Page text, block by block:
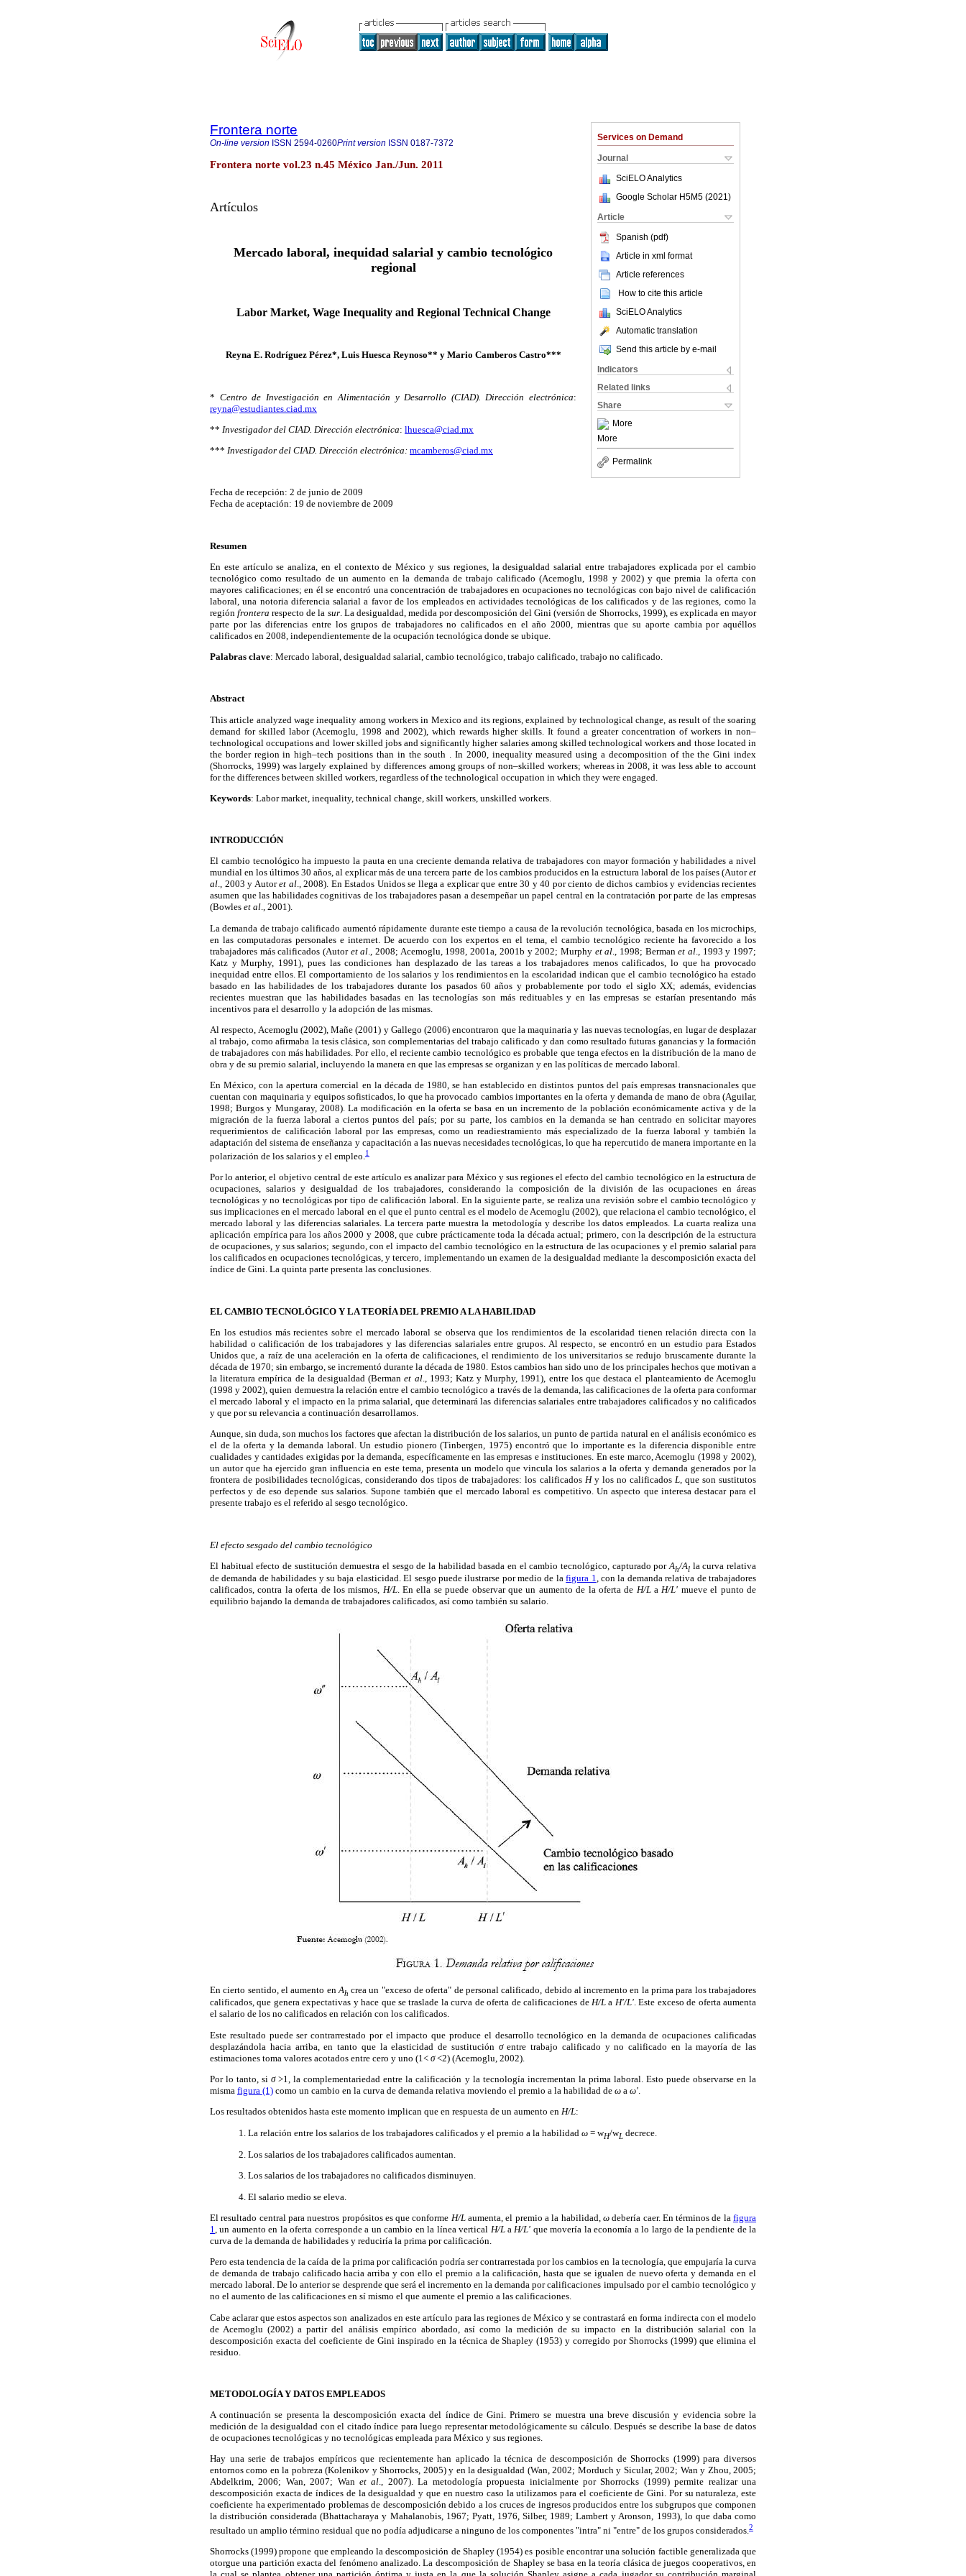
Services on Demand
Journal
SciELO Analytics
Google Scholar H5M5 (2021 )
Article
Spanish (pdf)
Article in xml format
Article references
How to cite this article
SciELO Analytics
Automatic translation
Send this article by e-mail
Indicators
Related links
Share
More
More
Permalink
Frontera norte
On-line version ISSN 2594-0260Print version ISSN 0187-7372
Frontera norte vol.23 n.45 México Jan./Jun. 2011
Artículos
Mercado laboral, inequidad salarial y cambio tecnológico
regional
Labor Market, Wage Inequality and Regional Technical Change
Reyna E. Rodríguez Pérez*, Luis Huesca Reynoso** y Mario Camberos Castro***
* Centro de Investigación en Alimentación y Desarrollo (CIAD). Dirección electrónica:
reyna@estudiantes.ciad.mx
** Investigador del CIAD. Dirección electrónica: lhuesca@ciad.mx
*** Investigador del CIAD. Dirección electrónica: mcamberos@ciad.mx
Fecha de recepción: 2 de junio de 2009
Fecha de aceptación: 19 de noviembre de 2009
Resumen
En este artículo se analiza, en el contexto de México y sus regiones, la desigualdad salarial entre trabajadores explicada por el cambio
tecnológico como resultado de un aumento en la demanda de trabajo calificado (Acemoglu, 1998 y 2002) y que premia la oferta con
mayores calificaciones; en él se encontró una concentración de trabajadores en ocupaciones no tecnológicas con bajo nivel de calificación
laboral, una notoria diferencia salarial a favor de los empleados en actividades tecnológicas de los calificados y de las regiones, como la
regiónfronterarespecto de la sur. La desigualdad, medida por descomposición del Gini (versión de Shorrocks, 1999), es explicada en mayor
parte por las diferencias entre los grupos de trabajadores no calificados en el año 2000, mientras que su aporte cambia por aquéllos
calificados en 2008, independientemente de la ocupación tecnológica donde se ubique.
Palabras clave: Mercado laboral, desigualdad salarial, cambio tecnológico, trabajo calificado, trabajo no calificado.
Abstract
This article analyzed wage inequality among workers in Mexico and its regions, explained by technological change, as result of the soaring
demand for skilled labor (Acemoglu, 1998 and 2002), which rewards higher skills. It found a greater concentration of workers in non–
technological occupations and lower skilled jobs and significantly higher salaries among skilled technological workers and those located in
the border region in high–tech positions than in the south . In 2000, inequality measured using a decomposition of the the Gini index
(Shorrocks, 1999) was largely explained by differences among groups of non–skilled workers; whereas in 2008, it was less able to account
for the differences between skilled workers, regardless of the technological occupation in which they were engaged.
Keywords: Labor market, inequality, technical change, skill workers, unskilled workers.
INTRODUCCIÓN
El cambio tecnológico ha impuesto la pauta en una creciente demanda relativa de trabajadores con mayor formación y habilidades a nivel
mundial en los últimos 30 años, al explicar más de una tercera parte de los cambios producidos en la estructura laboral de los países (Autoret
al., 2003 y Autoret al., 2008). En Estados Unidos se llega a explicar que entre 30 y 40 por ciento de dichos cambios y evidencias recientes
asumen que las habilidades cognitivas de los trabajadores pasan a desempeñar un papel central en la contratación por parte de las empresas
(Bowles et al., 2001).
La demanda de trabajo calificado aumentó rápidamente durante este tiempo a causa de la revolución tecnológica, basada en los microchips,
en las computadoras personales e internet. De acuerdo con los expertos en el tema, el cambio tecnológico reciente ha favorecido a los
trabajadores más calificados (Autor et al ., 2008; Acemoglu, 1998, 2001a, 2001b y 2002; Murphy et al ., 1998; Bermanet al., 1993 y 1997;
Katz y Murphy, 1991), pues las condiciones han desplazado de las tareas a los trabajadores menos calificados, lo que ha provocado
inequidad entre ellos. El comportamiento de los salarios y los rendimientos en la escolaridad indican que el cambio tecnológico ha estado
basado en las habilidades de los trabajadores durante los pasados 60 años y probablemente por todo el siglo XX; además, evidencias
recientes muestran que las habilidades basadas en las tecnologías son más redituables y en las empresas se estarían presentando más
incentivos para el desarrollo y la adopción de las mismas.
Al respecto, Acemoglu (2002), Mañe (2001) y Gallego (2006) encontraron que la maquinaria y las nuevas tecnologías, en lugar de desplazar
al trabajo, como afirmaba la tesis clásica, son complementarias del trabajo calificado y dan como resultado futuras ganancias y la formación
de trabajadores con más habilidades. Por ello, el reciente cambio tecnológico es probable que tenga efectos en la distribución de la mano de
obra y de su premio salarial, incluyendo la manera en que las empresas se organizan y en las políticas de mercado laboral.
En México, con la apertura comercial en la década de 1980, se han establecido en distintos puntos del país empresas transnacionales que
cuentan con maquinaria y equipos sofisticados, lo que ha provocado cambios importantes en la oferta y demanda de mano de obra (Aguilar,
1998; Burgos y Mungaray, 2008). La modificación en la oferta se basa en un incremento de la población económicamente activa y de la
migración de la fuerza laboral a ciertos puntos del país; por su parte, los cambios en la demanda se han centrado en solicitar mayores
requerimientos de calificación laboral por las empresas, como un readiestramiento más especializado de la fuerza laboral y también la
adaptación del sistema de enseñanza y capacitación a las nuevas necesidades tecnológicas, lo que ha repercutido de manera importante en la
polarización de los salarios y el empleo.1
Por lo anterior, el objetivo central de este artículo es analizar para México y sus regiones el efecto del cambio tecnológico en la estructura de
ocupaciones, salarios y desigualdad de los trabajadores, considerando la composición de la división de las ocupaciones en áreas
tecnológicas y no tecnológicas por tipo de calificación laboral. En la siguiente parte, se realiza una revisión sobre el cambio tecnológico y
sus implicaciones en el mercado laboral en el que el punto central es el modelo de Acemoglu (2002), que relaciona el cambio tecnológico, el
mercado laboral y las diferencias salariales. La tercera parte muestra la metodología y describe los datos empleados. La cuarta realiza una
aplicación empírica para los años 2000 y 2008, que cubre prácticamente toda la década actual; primero, con la descripción de la estructura
de ocupaciones, y sus salarios; segundo, con el impacto del cambio tecnológico en la estructura de las ocupaciones y el premio salarial para
los calificados en ocupaciones tecnológicas, y tercero, implementando un examen de la desigualdad mediante la descomposición exacta del
índice de Gini. La quinta parte presenta las conclusiones.
EL CAMBIO TECNOLÓGICO Y LA TEORÍA DEL PREMIO A LA HABILIDAD
En los estudios más recientes sobre el mercado laboral se observa que los rendimientos de la escolaridad tienen relación directa con la
habilidad o calificación de los trabajadores y las diferencias salariales entre grupos. Al respecto, se encontró en un estudio para Estados
Unidos que, a raíz de una aceleración en la oferta de calificaciones, el rendimiento de los universitarios se redujo bruscamente durante la
década de 1970; sin embargo, se incrementó durante la década de 1980. Estos cambios han sido uno de los principales hechos que motivan a
la literatura empírica de la desigualdad (Bermanet al., 1993; Katz y Murphy, 1991), entre los que destaca el planteamiento de Acemoglu
(1998 y 2002), quien demuestra la relación entre el cambio tecnológico a través de la demanda, las calificaciones de la oferta para conformar
el mercado laboral y el impacto en la prima salarial, que determinará las diferencias salariales entre trabajadores calificados y no calificados
y que por su relevancia a continuación desarrollamos.
Aunque, sin duda, son muchos los factores que afectan la distribución de los salarios, un punto de partida natural en el análisis económico es
el de la oferta y la demanda laboral. Un estudio pionero (Tinbergen, 1975) encontró que lo importante es la diferencia disponible entre
cualidades y cantidades exigidas por la demanda, específicamente en las empresas e instituciones. En este marco, Acemoglu (1998 y 2002),
un autor que ha ejercido gran influencia en este tema, presenta un modelo que vincula los salarios a la oferta y demanda generados por la
frontera de posibilidades tecnológicas, considerando dos tipos de trabajadores: los calificados H y los no calificados L, que son sustitutos
perfectos y de eso depende sus salarios. Supone también que el mercado laboral es competitivo. Un aspecto que interesa destacar para el
presente trabajo es el referido al sesgo tecnológico.
El efecto sesgado del cambio tecnológico
El habitual efecto de sustitución demuestra el sesgo de la habilidad basada en el cambio tecnológico, capturado por Ah/Al la curva relativa
de demanda de habilidades y su baja elasticidad. El sesgo puede ilustrarse por medio de lafigura 1, con la demanda relativa de trabajadores
calificados, contra la oferta de los mismos, H/L. En ella se puede observar que un aumento de la oferta de H/LaH/L' mueve el punto de
equilibrio bajando la demanda de trabajadores calificados, así como también su salario.
En cierto sentido, el aumento en Ah crea un "exceso de oferta" de personal calificado, debido al incremento en la prima para los trabajadores
calificados, que genera expectativas y hace que se traslade la curva de oferta de calificaciones de H/La H'/L'. Este exceso de oferta aumenta
el salario de los no calificados en relación con los calificados.
Este resultado puede ser contrarrestado por el impacto que produce el desarrollo tecnológico en la demanda de ocupaciones calificadas
desplazándola hacia arriba, en tanto que la elasticidad de sustitución σentre trabajo calificado y no calificado en la mayoría de las
estimaciones toma valores acotados entre cero y uno (1< σ<2) (Acemoglu, 2002).
Por lo tanto, siσ>1, la complementariedad entre la calificación y la tecnología incrementan la prima laboral. Esto puede observarse en la
misma figura (1) como un cambio en la curva de demanda relativa moviendo el premio a la habilidad de ω a ω'
Los resultados obtenidos hasta este momento implican que en respuesta de un aumento en H/L:
1. La relación entre los salarios de los trabajadores calificados y el premio a la habilidad ω = wH/wL decrece.
2. Los salarios de los trabajadores calificados aumentan.
3. Los salarios de los trabajadores no calificados disminuyen.
4. El salario medio se eleva.
El resultado central para nuestros propósitos es que conforme H/Laumenta, el premio a la habilidad, ωdebería caer. En términos de lafigura
1, un aumento en la oferta corresponde a un cambio en la línea vertical H/L aH/L' que movería la economía a lo largo de la pendiente de la
curva de la demanda de habilidades y reduciría la prima por calificación.
Pero esta tendencia de la caída de la prima por calificación podría ser contrarrestada por los cambios en la tecnología, que empujaría la curva
de demanda de trabajo calificado hacia arriba y con ello el premio a la calificación, hasta que se igualen de nuevo oferta y demanda en el
mercado laboral. De lo anterior se desprende que será el incremento en la demanda por calificaciones impulsado por el cambio tecnológico y
no el aumento de las calificaciones en sí mismo el que aumente el premio a las calificaciones.
Cabe aclarar que estos aspectos son analizados en este artículo para las regiones de México y se contrastará en forma indirecta con el modelo
de Acemoglu (2002) a partir del análisis empírico abordado, así como la medición de su impacto en la distribución salarial con la
descomposición exacta del coeficiente de Gini inspirado en la técnica de Shapley (1953) y corregido por Shorrocks (1999) que elimina el
residuo.
METODOLOGÍA Y DATOS EMPLEADOS
A continuación se presenta la descomposición exacta del índice de Gini. Primero se muestra una breve discusión y evidencia sobre la
medición de la desigualdad con el citado índice para luego representar metodológicamente su cálculo. Después se describe la base de datos
de ocupaciones tecnológicas y no tecnológicas empleada para México y sus regiones.
Hay una serie de trabajos empíricos que recientemente han aplicado la técnica de descomposición de Shorrocks (1999) para diversos
entornos como en la pobreza (Kolenikov y Shorrocks, 2005) y en la desigualdad (Wan, 2002; Morduch y Sicular, 2002; Wan y Zhou, 2005;
Abdelkrim, 2006; Wan, 2007; Wanet al., 2007). La metodología propuesta inicialmente por Shorrocks (1999) permite realizar una
descomposición exacta de índices de la desigualdad y que en nuestro caso la utilizamos para el coeficiente de Gini. Por su naturaleza, este
coeficiente ha experimentado problemas de descomposición debido a los cruces de ingresos producidos entre los subgrupos que componen
la distribución considerada (Bhattacharaya y Mahalanobis, 1967; Pyatt, 1976, Silber, 1989; Lambert y Aronson, 1993), lo que daba como
resultado un amplio término residual que no podía adjudicarse a ninguno de los componentes "intra" ni "entre" de los grupos considerados. 2
Shorrocks (1999) propone que empleando la descomposición de Shapley (1954) es posible encontrar una solución factible generalizada que
otorgue una partición exacta del fenómeno analizado. La descomposición de Shapley se basa en la teoría clásica de juegos cooperativos, en